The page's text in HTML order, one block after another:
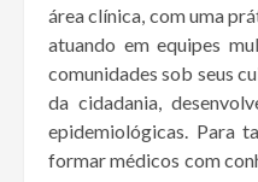
área clínica, com uma
atuando em equipes
comunidades sob seus
da cidadania,
epidemiológicas. Para
formar médicos com